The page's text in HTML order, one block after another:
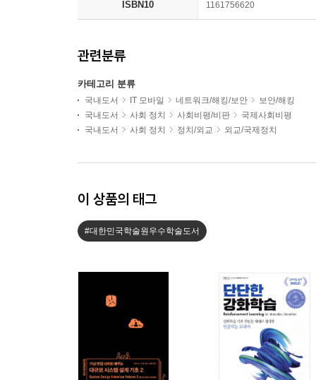
ISBN10 1161756620
관련분류
카테고리 분류
국내도서 IT 모바일 네트워크/해킹/보안
보안/해킹
국내도서
사회 정치 사회비평/비판
국제사회비평
국내도서
사회 정치 정치/외교 외교/국제정치
이 상품의 태그
#대한민국학술원우수학술도서